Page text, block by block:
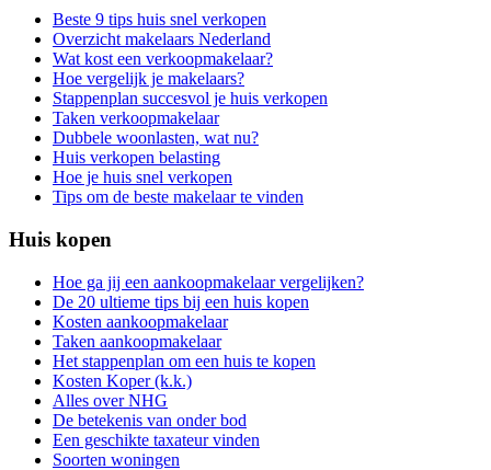
Beste 9 tips huis snel verkopen
Overzicht makelaars Nederland
Wat kost een verkoopmakelaar?
Hoe vergelijk je makelaars?
Stappenplan succesvol je huis verkopen
Taken verkoopmakelaar
Dubbele woonlasten, wat nu?
Huis verkopen belasting
Hoe je huis snel verkopen
Tips om de beste makelaar te vinden
Huis kopen
Hoe ga jij een aankoopmakelaar vergelijken?
De 20 ultieme tips bij een huis kopen
Kosten aankoopmakelaar
Taken aankoopmakelaar
Het stappenplan om een huis te kopen
Kosten Koper (k.k.)
Alles over NHG
De betekenis van onder bod
Een geschikte taxateur vinden
Soorten woningen